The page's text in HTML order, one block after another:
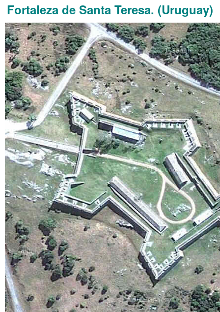
Fortaleza de Santa Teresa. (Uruguay)